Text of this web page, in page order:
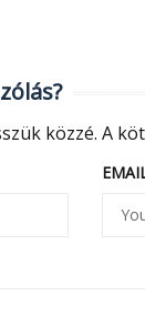
közzé. A